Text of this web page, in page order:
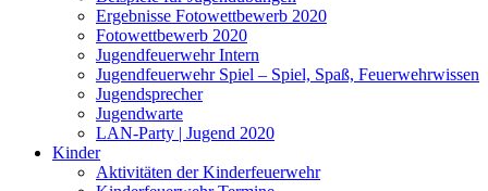
Ergebnisse Fotowettbewerb 2020
Fotowettbewerb 2020
Jugendfeuerwehr Intern
Jugendfeuerwehr Spiel – Spiel, Spaß, Feuerwehrwissen
Jugendsprecher
Jugendwarte
LAN-Party | Jugend 2020
Kinder
Aktivitäten der Kinderfeuerwehr